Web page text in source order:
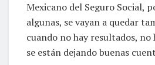
Mexicano del Seguro Social,
algunas, se vayan a quedar
cuando no hay resultados,
se están dejando buenas